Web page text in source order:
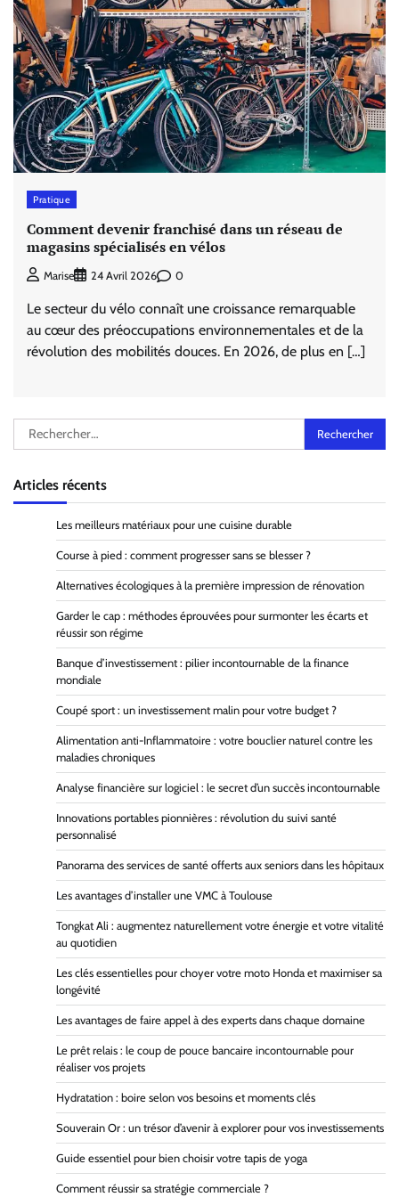
Pratique
Comment devenir franchisé dans un réseau de
magasins spécialisés en vélos
Marise 24 Avril 2026 0
Le secteur du vélo connaît une croissance remarquable
au cœur des préoccupations environnementales et de la
révolution des mobilités douces. En 2026, de plus en […]
Rechercher :
Articles récents
Les meilleurs matériaux pour une cuisine durable
Course à pied : comment progresser sans se blesser ?
Alternatives écologiques à la première impression de rénovation
Garder le cap : méthodes éprouvées pour surmonter les écarts et
réussir son régime
Banque d’investissement : pilier incontournable de la finance
mondiale
Coupé sport : un investissement malin pour votre budget ?
Alimentation anti-Inflammatoire : votre bouclier naturel contre les
maladies chroniques
Analyse financière sur logiciel : le secret d’un succès incontournable
Innovations portables pionnières : révolution du suivi santé
personnalisé
Panorama des services de santé offerts aux seniors dans les hôpitaux
Les avantages d’installer une VMC à Toulouse
Tongkat Ali : augmentez naturellement votre énergie et votre vitalité
au quotidien
Les clés essentielles pour choyer votre moto Honda et maximiser sa
longévité
Les avantages de faire appel à des experts dans chaque domaine
Le prêt relais : le coup de pouce bancaire incontournable pour
réaliser vos projets
Hydratation : boire selon vos besoins et moments clés
Souverain Or : un trésor d’avenir à explorer pour vos investissements
Guide essentiel pour bien choisir votre tapis de yoga
Comment réussir sa stratégie commerciale ?